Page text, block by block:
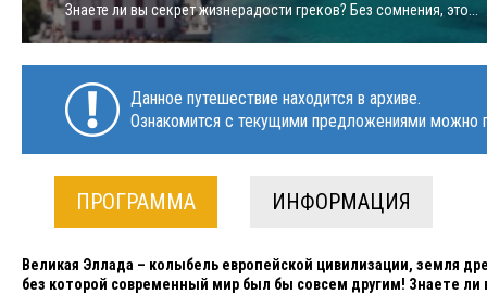
Знаете ли вы секрет жизнерадости греков? Без сомнения, это...
Данное путешествие находится в архиве.
Ознакомится с текущими предложениями можно
ПРОГРАММА ИНФОРМАЦИЯ
Великая Эллада – колыбель европейской цивилизации, земля
без которой современный мир был бы совсем другим! Знаете